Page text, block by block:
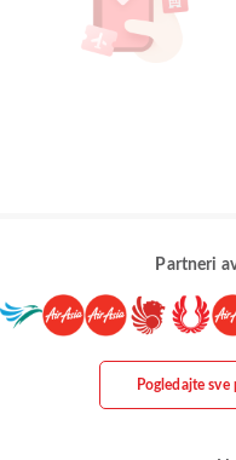
Partneri
Pogledajte